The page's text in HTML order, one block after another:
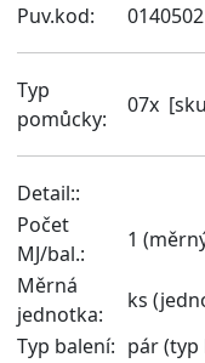
Puv.kod:
0140502
Typ
pomůcky:
07x
Detail::
Počet
MJ/bal.:
1
Měrná
jednotka:
ks
Typ balení: pár (typ